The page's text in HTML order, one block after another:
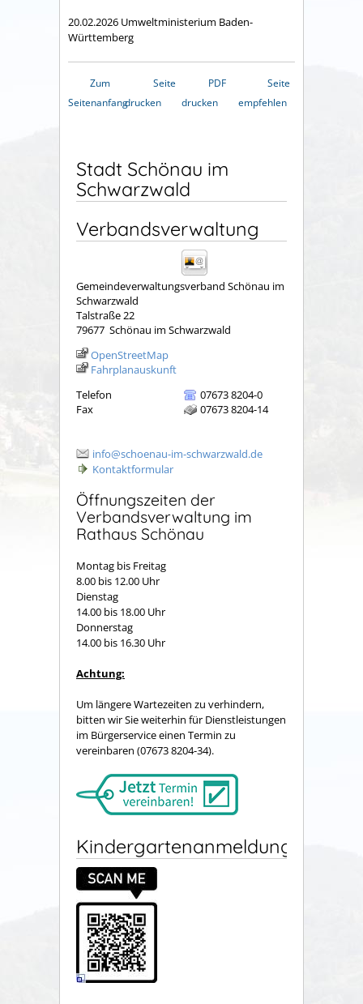
20.02.2026 Umweltministerium Baden-
Württemberg
Zum
Seitenanfang
Seite
drucken
PDF
drucken
Seite
empfehlen
Stadt Schönau im
Schwarzwald
Verbandsverwaltung
Gemeindeverwaltungsverband Schönau im
Schwarzwald
Talstraße 22
79677 Schönau im Schwarzwald
OpenStreetMap
Fahrplanauskunft
Telefon
07673 8204-0
Fax
07673 8204-14
info@schoenau-im-schwarzwald.de
Kontaktformular
Öffnungszeiten der
Verbandsverwaltung im
Rathaus Schönau
Montag bis Freitag
8.00 bis 12.00 Uhr
Dienstag
14.00 bis 18.00 Uhr
Donnerstag
14.00 bis 16.30 Uhr
Achtung:
Um längere Wartezeiten zu verhindern,
bitten wir Sie weiterhin für Dienstleistungen
im Bürgerservice einen Termin zu
vereinbaren (07673 8204-34).
Kindergartenanmeldung